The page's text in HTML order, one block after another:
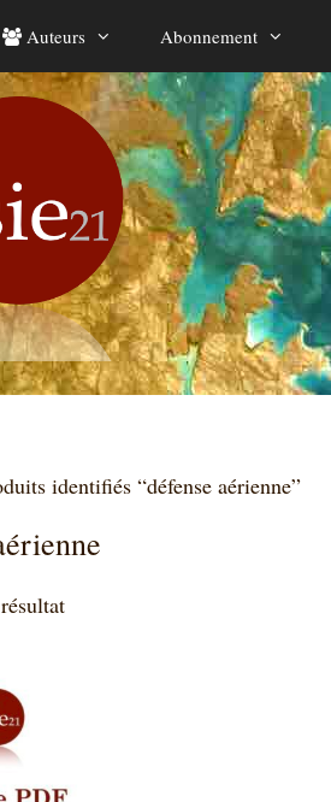
Auteurs Abonnement
identifiés “défense aérienne”